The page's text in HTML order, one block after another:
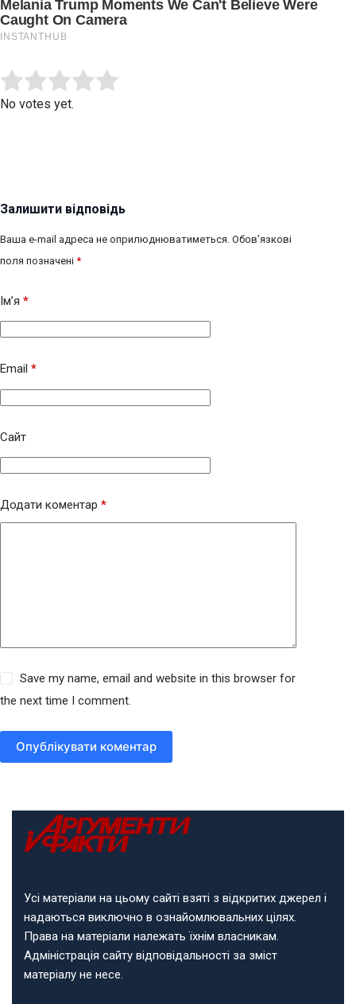
Rate this item:
No votes yet.
Залишити відповідь
Ваша e-mail адреса не оприлюднюватиметься. Обов’язкові
поля позначені *
Ім’я *
Email *
Сайт
Додати коментар *
Save my name, email and website in this browser for
the next time I comment.
Опублікувати коментар
Усі матеріали на цьому сайті взяті з відкритих джерел і
надаються виключно в ознайомлювальних цілях.
Права на матеріали належать їхнім власникам.
Адміністрація сайту відповідальності за зміст
матеріалу не несе.